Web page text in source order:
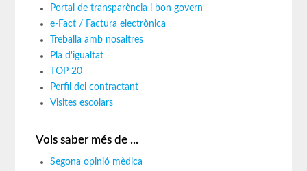
Portal de transparència i bon govern
e-Fact / Factura electrònica
Treballa amb nosaltres
Pla d'igualtat
TOP 20
Perfil del contractant
Visites escolars
Vols saber més de ...
Segona opinió mèdica